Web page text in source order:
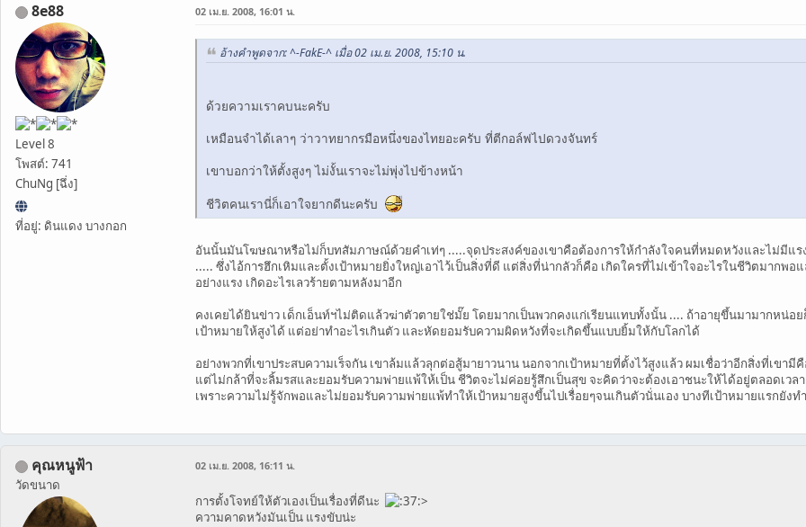
8e88
Level 8
โพสต์: 741
ChuNg [ฉึ่ง]
ที่อยู่: ดินแดง บางกอก
02 เม.ย. 2008, 16:01 น.
อ้างคำพูดจาก: ^-FakE-^ เมื่อ 02 เม.ย. 2008, 15:10 น.
ด้วยความเราคบนะครับ
เหมือนจำได้เลาๆ ว่าวาทยากรมือหนึ่งของไทยอะครับ ที่ตีกอล์ฟไปดวงจันทร์
เขาบอกว่าให้ตั้งสูงๆ ไม่งั้นเราจะไม่พุ่งไปข้างหน้า
ชีวิตคนเรานี่ก็เอาใจยากดีนะครับ
อันนั้นมันโฆษณาหรือไม่ก็บทสัมภาษณ์ด้วยคำเท่ๆ .....จุดประสงค์ของเขาคือต้องการให้กำลังใจคนที่หมดหวังและไม่มีแร
..... ซึ่งไอ้การฮึกเหิมและตั้งเป้าหมายยิ่งใหญ่เอาไว้เป็นสิ่งที่ดี แต่สิ่งที่น่ากลัวก็คือ เกิดใครที่ไม่เข้าใจอะไรในชีวิตมาก
อย่างแรง เกิดอะไรเลวร้ายตามหลังมาอีก
คงเคยได้ยินข่าว เด็กเอ็นท์ฯไม่ติดแล้วฆ่าตัวตายใช่มั๊ย โดยมากเป็นพวกคงแก่เรียนแทบทั้งนั้น .... ถ้าอายุขึ้นมามากหน่
เป้าหมายให้สูงได้ แต่อย่าทำอะไรเกินตัว และหัดยอมรับความผิดหวังที่จะเกิดขึ้นแบบยิ้มให้กับโลกได้
อย่างพวกที่เขาประสบความเร็จกัน เขาล้มแล้วลุกต่อสู้มายาวนาน นอกจากเป้าหมายที่ตั้งไว้สูงแล้ว ผมเชื่อว่าอีกสิ่งที่เข
แต่ไม่กล้าที่จะลิ้มรสและยอมรับความพ่ายแพ้ให้เป็น ชีวิตจะไม่ค่อยรู้สึกเป็นสุข จะคิดว่าจะต้องเอาชนะให้ได้อยู่ตลอดเว
เพราะความไม่รู้จักพอและไม่ยอมรับความพ่ายแพ้ทำให้เป้าหมายสูงขึ้นไปเรื่อยๆจนเกินตัวนั่นเอง บางทีเป้าหมายแรกยัง
คุณหนูฟ้า
วัดขนาด
02 เม.ย. 2008, 16:11 น.
การตั้งโจทย์ให้ตัวเองเป็นเรื่องที่ดีนะ
>
ความคาดหวังมันเป็น แรงขับน่ะ